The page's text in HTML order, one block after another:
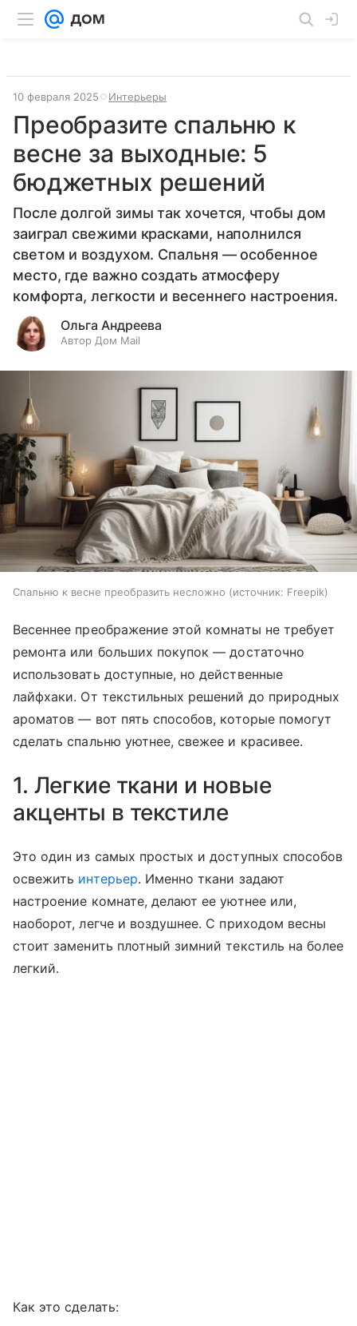
10 февраля 2025 Интерьеры
Преобразите спальню к
весне за выходные: 5
бюджетных решений
После долгой зимы так хочется, чтобы дом
заиграл свежими красками, наполнился
светом и воздухом. Спальня — особенное
место, где важно создать атмосферу
комфорта, легкости и весеннего настроения.
Ольга Андреева
Автор Дом Mail
Спальню к весне преобразить несложно источник: Freepik
Весеннее преображение этой комнаты не требует
ремонта или больших покупок — достаточно
использовать доступные, но действенные
лайфхаки. От текстильных решений до природных
ароматов — вот пять способов, которые помогут
сделать спальню уютнее, свежее и красивее.
1. Легкие ткани и новые
акценты в текстиле
Это один из самых простых и доступных способов
освежить интерьер. Именно ткани задают
настроение комнате, делают ее уютнее или,
наоборот, легче и воздушнее. С приходом весны
стоит заменить плотный зимний текстиль на более
легкий.
Как это сделать: